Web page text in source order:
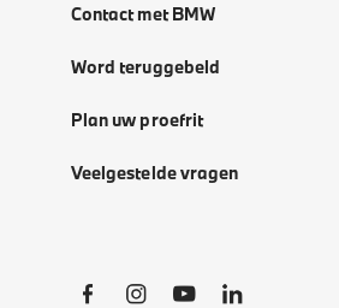
Contact met BMW
Word teruggebeld
Plan uw proefrit
Veelgestelde vragen
Social Links